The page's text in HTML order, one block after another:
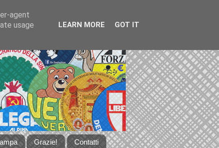
Grazie! Contatti
agent
usage
LEARN MORE GOT IT